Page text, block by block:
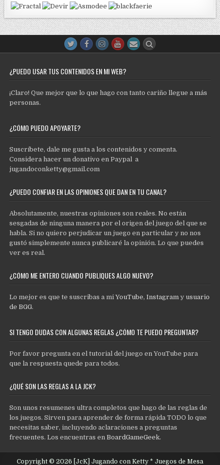
¿PUEDO USAR TUS CONTENIDOS EN MI WEB?
¡Claro! Que mejor que lo que hago con tanto cariño llegue a más
personas.
¿CÓMO PUEDO APOYARTE?
Suscríbete, dale me gusta a los contenidos y comenta.
Considera hacer un donativo en Paypal a
jugandoconketty@gmail.com
¿PUEDO CONFIAR EN LAS OPINIONES QUE DAN EN TU CANAL?
Absolutamente, nuestras opiniones son reales. No están
sesgadas de ninguna manera por el origen del juego del que se
habla. Si no quiero perjudicar un juego en particular y no nos
gustó simplemente nunca publicaré la opinión. Lo que puedes
ver es real.
¿CÓMO ME ENTERO CUANDO PUBLIQUES ALGO NUEVO?
Lo mejor es que te suscribas a miYouTube,Instagram y usuario
de BGG.
SI TENGO DUDAS CON ALGUNAS REGLAS ¿CÓMO TE PUEDO PREGUNTAR?
Por favor pregunta en el tutorial del juego en YouTube para
que la respuesta quede para todos.
¿QUÉ SON LAS REGLAS A LA JCK?
Son unos resumenes ultra completos que hago de las reglas de
los juegos. Sirven para aprender de forma rápida TODO lo que
necesitas saber, incluyendo aclaraciones a preguntas
frecuentes. Los encuentras enBoardGameGeek.
Copyright © 2026 [JcK] Jugando con Ketty * Juegos de Mesa